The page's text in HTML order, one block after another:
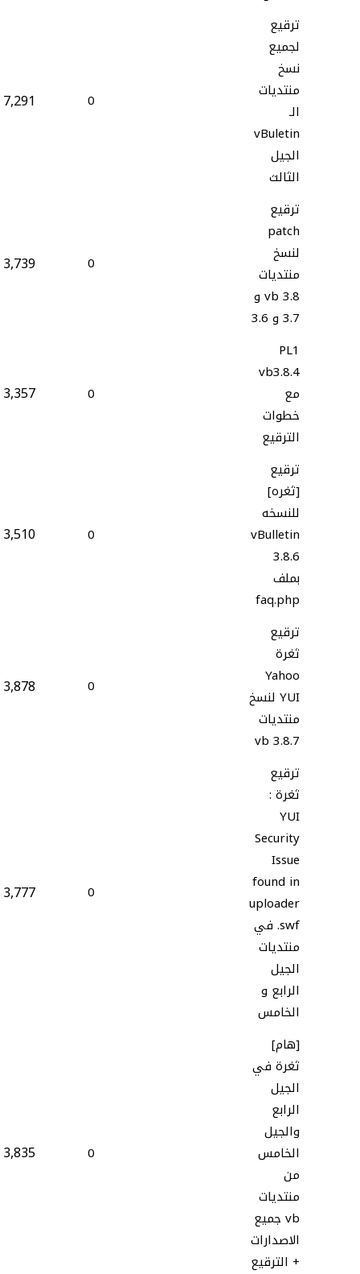
ترقيع
لجميع
نسخ
منتديات
الـ
vBuletin
الجيل
الثالث
0
7,291
ترقيع
patch
لنسخ
منتديات
vb 3.8 و
3.7 و 3.6
0
3,739
PL1
vb3.8.4
مع
خطوات
الترقيع
0
3,357
ترقيع
[ثغره]
للنسخه
vBulletin
3.8.6
بملف
faq.php
0
3,510
ترقيع
ثغرة
Yahoo
YUI لنسخ
منتديات
vb 3.8.7
0
3,878
ترقيع
ثغرة :
YUI
Security
Issue
found in
uploader
.swf في
منتديات
الجيل
الرابع و
الخامس
0
3,777
[هام]
ثغرة في
الجيل
الرابع
والجيل
الخامس
من
منتديات
vb جميع
الاصدارات
+ الترقيع
0
3,835